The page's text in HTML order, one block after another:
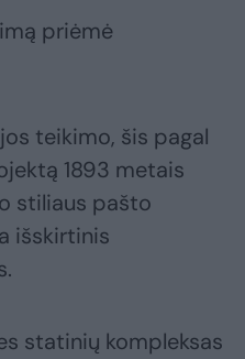
priėmė
teikimo, šis pagal
1893 metais
stiliaus pašto
išskirtinis
statinių kompleksas